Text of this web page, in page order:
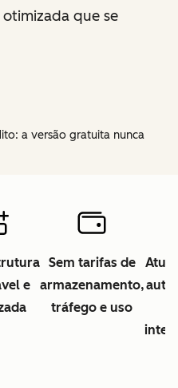
que se
a versão gratuita nunca
e
Sem tarifas de
armazenamento,
tráfego e uso